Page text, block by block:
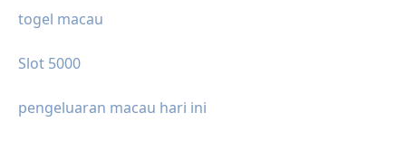
togel macau
Slot 5000
pengeluaran macau hari ini